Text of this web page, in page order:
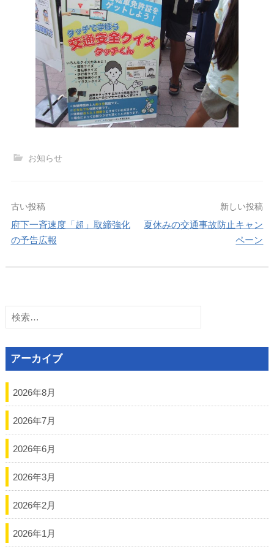
お知らせ
投
稿
ゲ
シ
ョ
ン
古い投稿
府下一斉速度「超」取締強化
の予告広報
新しい投稿
夏休みの交通事故防止キャン
ペーン
検
索:
アーカイブ
2026年8月
2026年7月
2026年6月
2026年3月
2026年2月
2026年1月